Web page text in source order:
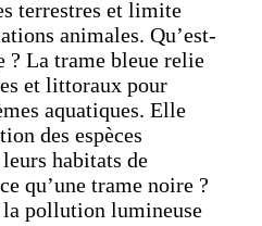
terrestres et limite
animales. Qu’est-
? La trame bleue relie
et littoraux pour
aquatiques. Elle
des espèces
habitats de
qu’une trame noire ?
pollution lumineuse